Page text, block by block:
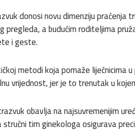
donosi novu dimenziju praćenja
a budućim roditeljima
i geste.
metodi koja pomaže
vrijednost, jer je to trenutak u
obavlja na najsuvremenijim
stručni tim ginekologa osigurava